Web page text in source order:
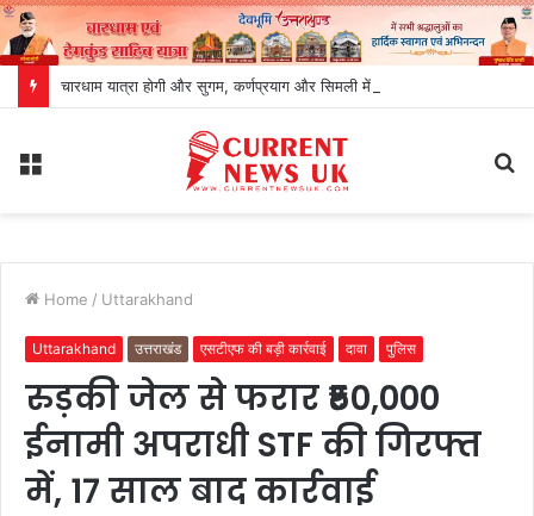
Home / Uttarakhand
Uttarakhand उत्तराखंड एसटीएफ की बड़ी कार्रवाई दावा पुलिस
रुड़की जेल से फरार ₹50,000
ईनामी अपराधी STF की गिरफ्त
में, 17 साल बाद कार्रवाई